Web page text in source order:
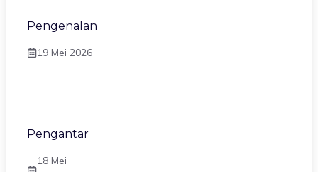
Pengenalan
19 Mei 2026
Pengantar
18 Mei